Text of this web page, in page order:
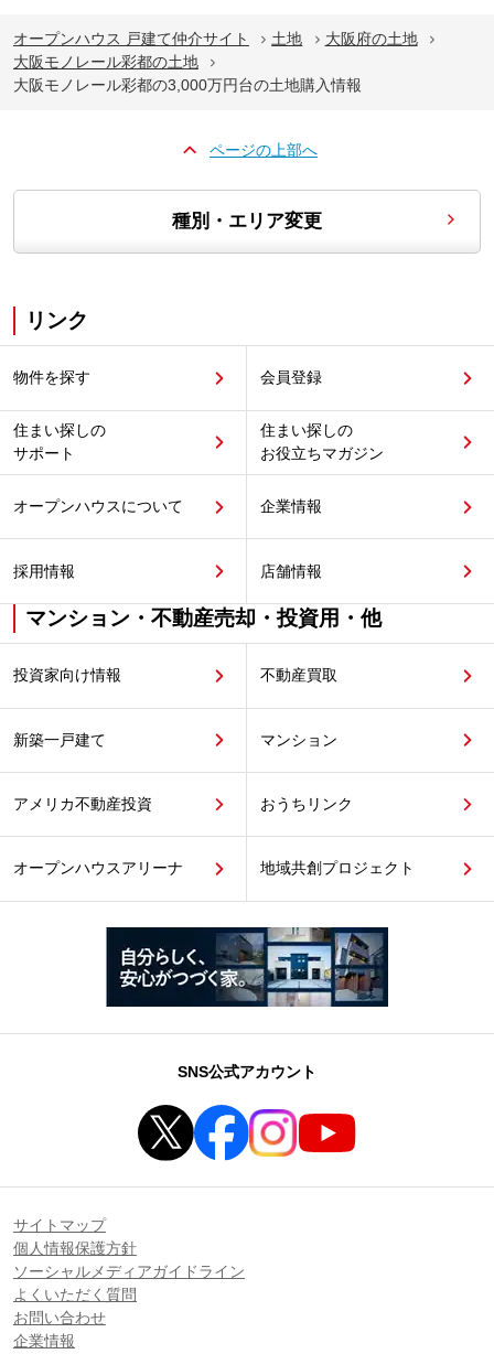
オープンハウス 戸建て仲介サイト 土地
大阪府の土地
大阪モノレール彩都の土地
大阪モノレール彩都の3,000万円台の土地購入情報
ページの上部へ
種別・エリア変更
リンク
物件を探す 会員登録
住まい探しの
サポート
住まい探しの
お役立ちマガジン
オープンハウスについて 企業情報
採用情報 店舗情報
マンション・不動産売却・投資用・他
投資家向け情報 不動産買取
新築一戸建て マンション
アメリカ不動産投資 おうちリンク
オープンハウスアリーナ 地域共創プロジェクト
SNS公式アカウント
サイトマップ
個人情報保護方針
ソーシャルメディアガイドライン
よくいただく質問
お問い合わせ
企業情報